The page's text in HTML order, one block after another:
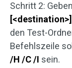
Schritt 2:
den Test-
Befehlszeile
/H /C /I sein.